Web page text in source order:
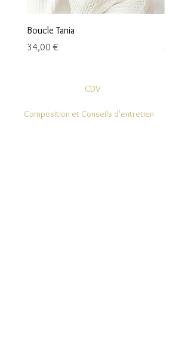
Boucle Tania
Prix
34,00 € 28,00 €
CDV
Composition et Conseils d'entretien